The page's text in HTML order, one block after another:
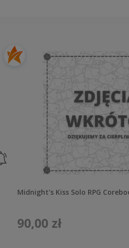
Midnight's Kiss Solo RPG
90,00 zł